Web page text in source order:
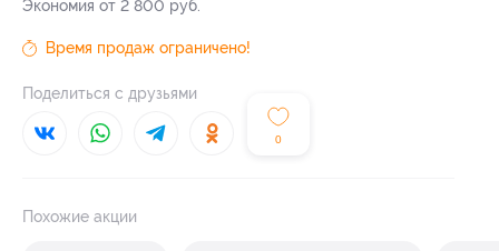
Экономия от 2 800 руб.
0
Время продаж ограничено!
Поделиться с друзьями
Похожие акции